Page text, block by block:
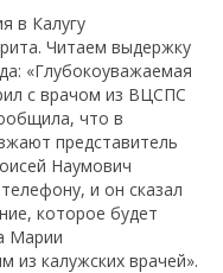
в Калугу
Читаем выдержку
«Глубокоуважаемая
с врачом из ВЦСПС
что в
представитель
Наумович
и он сказал
которое будет
Марии
из калужских врачей».